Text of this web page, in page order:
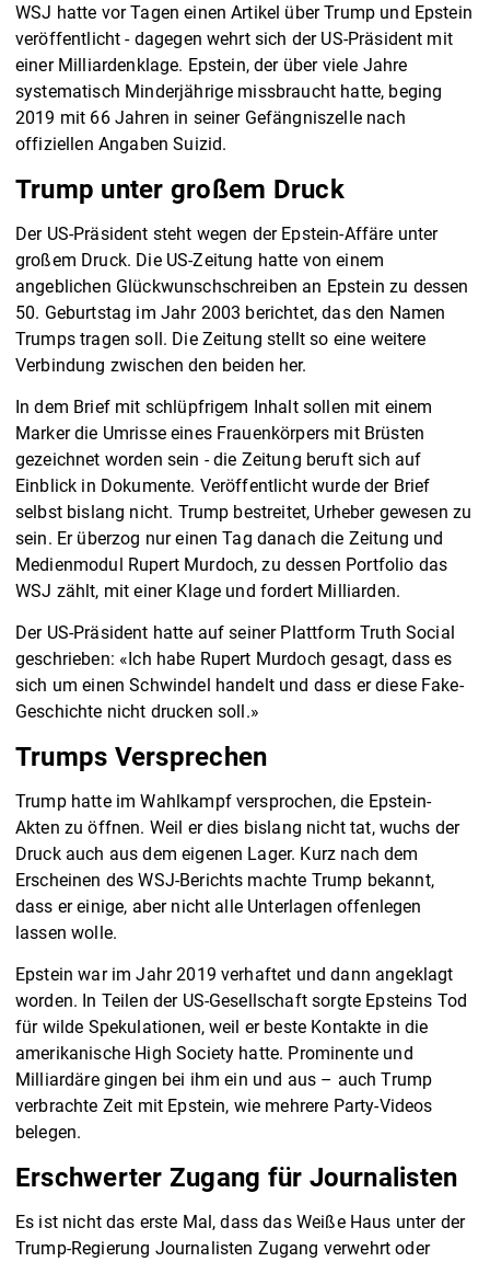
WSJ hatte vor Tagen einen Artikel über Trump und Epstein
veröffentlicht - dagegen wehrt sich der US-Präsident mit
einer Milliardenklage. Epstein, der über viele Jahre
systematisch Minderjährige missbraucht hatte, beging
2019 mit 66 Jahren in seiner Gefängniszelle nach
offiziellen Angaben Suizid.
Trump unter großem Druck
Der US-Präsident steht wegen der Epstein-Affäre unter
großem Druck. Die US-Zeitung hatte von einem
angeblichen Glückwunschschreiben an Epstein zu dessen
50. Geburtstag im Jahr 2003 berichtet, das den Namen
Trumps tragen soll. Die Zeitung stellt so eine weitere
Verbindung zwischen den beiden her.
In dem Brief mit schlüpfrigem Inhalt sollen mit einem
Marker die Umrisse eines Frauenkörpers mit Brüsten
gezeichnet worden sein - die Zeitung beruft sich auf
Einblick in Dokumente. Veröffentlicht wurde der Brief
selbst bislang nicht. Trump bestreitet, Urheber gewesen zu
sein. Er überzog nur einen Tag danach die Zeitung und
Medienmodul Rupert Murdoch, zu dessen Portfolio das
WSJ zählt, mit einer Klage und fordert Milliarden.
Der US-Präsident hatte auf seiner Plattform Truth Social
geschrieben: «Ich habe Rupert Murdoch gesagt, dass es
sich um einen Schwindel handelt und dass er diese Fake-
Geschichte nicht drucken soll.»
Trumps Versprechen
Trump hatte im Wahlkampf versprochen, die Epstein-
Akten zu öffnen. Weil er dies bislang nicht tat, wuchs der
Druck auch aus dem eigenen Lager. Kurz nach dem
Erscheinen des WSJ-Berichts machte Trump bekannt,
dass er einige, aber nicht alle Unterlagen offenlegen
lassen wolle.
Epstein war im Jahr 2019 verhaftet und dann angeklagt
worden. In Teilen der US-Gesellschaft sorgte Epsteins Tod
für wilde Spekulationen, weil er beste Kontakte in die
amerikanische High Society hatte. Prominente und
Milliardäre gingen bei ihm ein und aus – auch Trump
verbrachte Zeit mit Epstein, wie mehrere Party-Videos
belegen.
Erschwerter Zugang für Journalisten
Es ist nicht das erste Mal, dass das Weiße Haus unter der
Trump-Regierung Journalisten Zugang verwehrt oder